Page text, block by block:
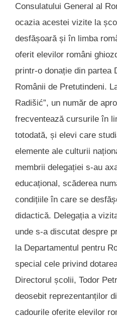
Consulatului General al
ocazia acestei vizite la
desfășoară și în limba
oferit elevilor români
printr-o donație din partea
Românii de Pretutindeni.
Radišić”, un număr de
frecventează cursurile în
totodată, și elevi care
elemente ale culturii
membrii delegației s-au
educațional, scăderea
condițiile în care se
didactică. Delegația a
unde s-a discutat despre
la Departamentul pentru
special cele privind
Directorul școlii, Todor
deosebit reprezentanților
cadourile oferite elevilor